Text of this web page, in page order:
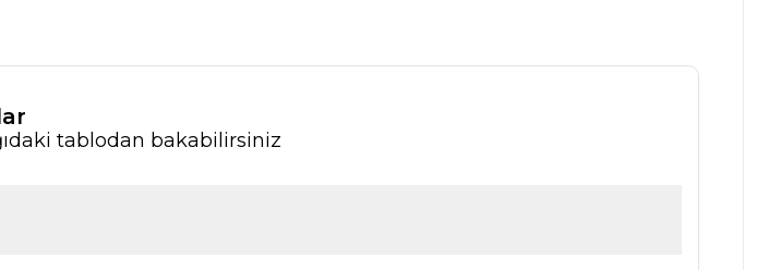
tablodan bakabilirsiniz